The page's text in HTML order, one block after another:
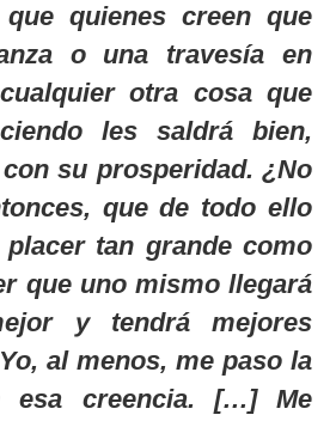
quienes creen que
o una travesía en
otra cosa que
les saldrá bien,
su prosperidad. ¿No
que de todo ello
tan grande como
que uno mismo llegará
y tendrá mejores
al menos, me paso la
esa creencia. […] Me